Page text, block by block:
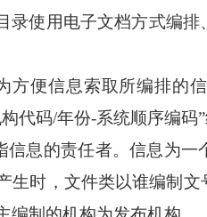
录使用电子文档方式编
方便信息索取所编排的
代码/年份-系统顺序编码”
信息的责任者。信息为
生时，文件类以谁编制